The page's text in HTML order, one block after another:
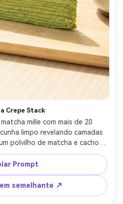
Crepe Stack
mille com mais de 20
limpo revelando camadas
polvilho de matcha e cachos
em uma mesa de madeira
tirado em Sony A7IV, macro de
próximo, camadas ultra-
estilo moderno de sobremesa
-ar 4:5
Prompt
semelhante ↗